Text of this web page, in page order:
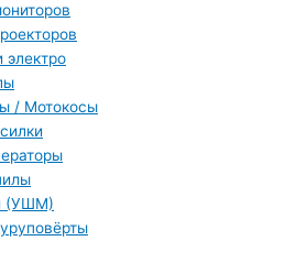
электро
/ Мотокосы
(УШМ)